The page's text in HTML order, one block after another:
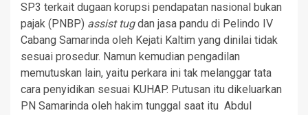
SP3 terkait dugaan korupsi pendapatan nasional bukan
pajak (PNBP) assist tugdan jasa pandu di Pelindo IV
Cabang Samarinda oleh Kejati Kaltim yang dinilai tidak
sesuai prosedur. Namun kemudian pengadilan
memutuskan lain, yaitu perkara ini tak melanggar tata
cara penyidikan sesuai KUHAP. Putusan itu dikeluarkan
PN Samarinda oleh hakim tunggal saat itu Abdul